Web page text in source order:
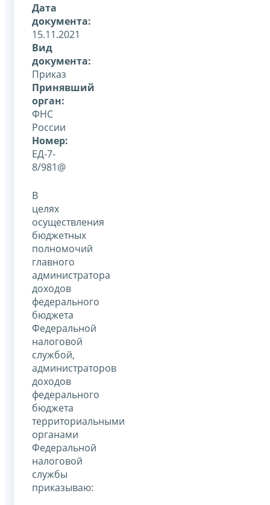
Дата
документа:
15.11.2021
Вид
документа:
Приказ
Принявший
орган:
ФНС
России
Номер:
ЕД-7-
8/981@
В
целях
осуществления
бюджетных
полномочий
главного
администратора
доходов
федерального
бюджета
Федеральной
налоговой
службой,
администраторов
доходов
федерального
бюджета
территориальными
органами
Федеральной
налоговой
службы
приказываю: